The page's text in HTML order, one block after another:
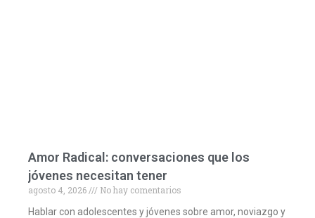
Amor Radical: conversaciones que los
jóvenes necesitan tener
agosto 4, 2026
No hay comentarios
Hablar con adolescentes y jóvenes sobre amor, noviazgo y